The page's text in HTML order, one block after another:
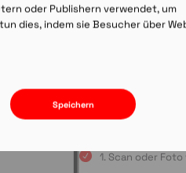
Wir laden Sie ein,
Rezepte schnell
oder die
sind Sie immer in
Apple App Store
uns auf Ihre
1. Scan oder
oder Publishern verwendet, um
dies, indem sie Besucher über
Speichern